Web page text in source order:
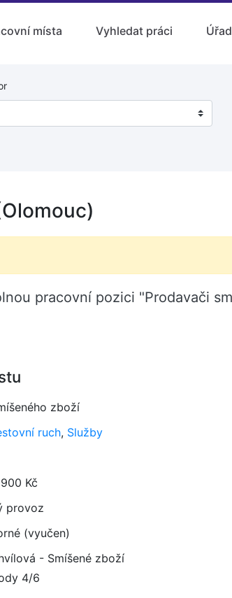
místa Vyhledat práci
pracovní pozici "Prodavači
zboží
ruch, Služby
Kč
provoz
(vyučen)
- Smíšené zboží
4/6